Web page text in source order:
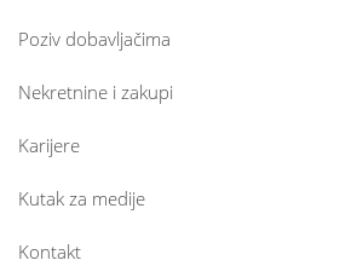
Poziv dobavljačima
Nekretnine i zakupi
Karijere
Kutak za medije
Kontakt